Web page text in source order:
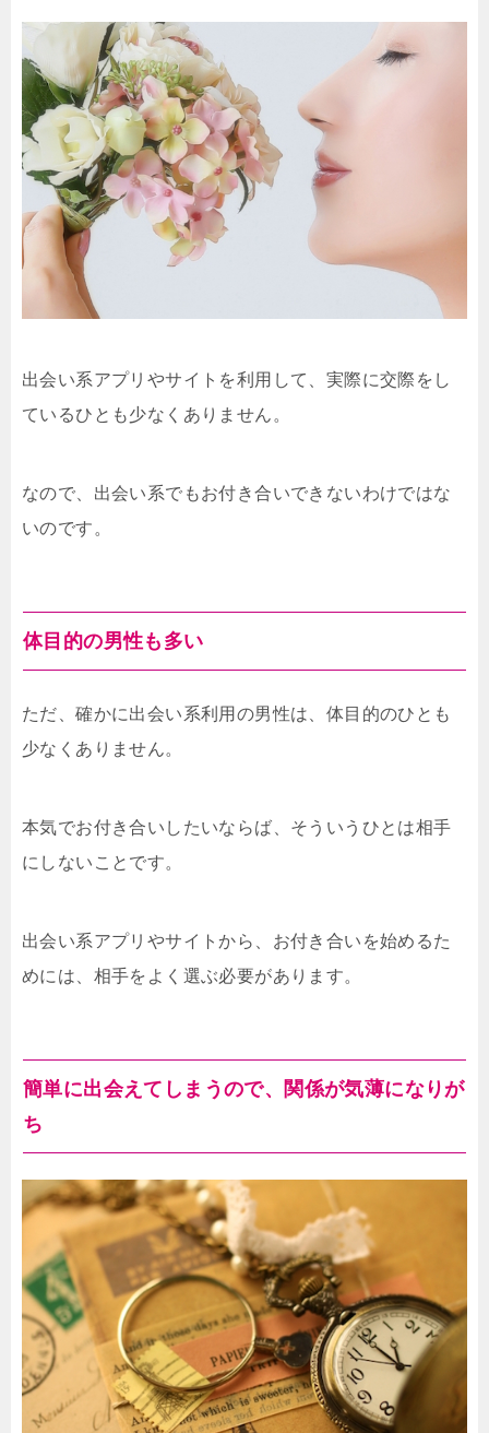
出会い系アプリやサイトを利用して、実際に交際をし
ているひとも少なくありません。
なので、出会い系でもお付き合いできないわけではな
いのです。
体目的の男性も多い
ただ、確かに出会い系利用の男性は、体目的のひとも
少なくありません。
本気でお付き合いしたいならば、そういうひとは相手
にしないことです。
出会い系アプリやサイトから、お付き合いを始めるた
めには、相手をよく選ぶ必要があります。
簡単に出会えてしまうので、関係が気薄になりが
ち